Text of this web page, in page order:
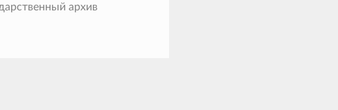
архив